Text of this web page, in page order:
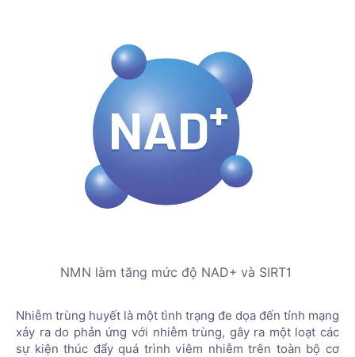
NMN làm tăng mức độ NAD+ và SIRT1
Nhiễm trùng huyết là một tình trạng đe dọa đến tính mạng
xảy ra do phản ứng với nhiễm trùng, gây ra một loạt các
sự kiện thúc đẩy quá trình viêm nhiễm trên toàn bộ cơ